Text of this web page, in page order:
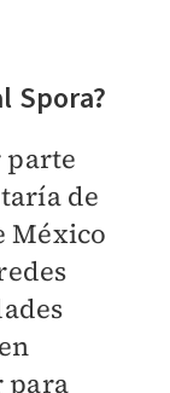
Spora?
parte
de
México
para